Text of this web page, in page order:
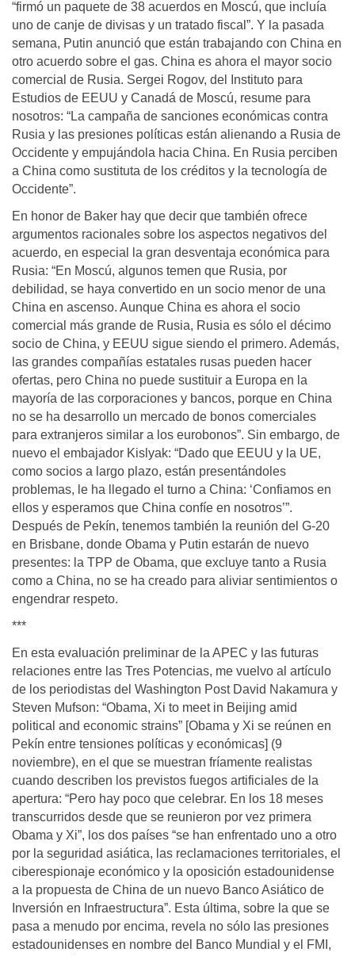
“firmó un paquete de 38 acuerdos en Moscú, que incluía
uno de canje de divisas y un tratado fiscal”. Y la pasada
semana, Putin anunció que están trabajando con China en
otro acuerdo sobre el gas. China es ahora el mayor socio
comercial de Rusia. Sergei Rogov, del Instituto para
Estudios de EEUU y Canadá de Moscú, resume para
nosotros: “La campaña de sanciones económicas contra
Rusia y las presiones políticas están alienando a Rusia de
Occidente y empujándola hacia China. En Rusia perciben
a China como sustituta de los créditos y la tecnología de
Occidente”.
En honor de Baker hay que decir que también ofrece
argumentos racionales sobre los aspectos negativos del
acuerdo, en especial la gran desventaja económica para
Rusia: “En Moscú, algunos temen que Rusia, por
debilidad, se haya convertido en un socio menor de una
China en ascenso. Aunque China es ahora el socio
comercial más grande de Rusia, Rusia es sólo el décimo
socio de China, y EEUU sigue siendo el primero. Además,
las grandes compañías estatales rusas pueden hacer
ofertas, pero China no puede sustituir a Europa en la
mayoría de las corporaciones y bancos, porque en China
no se ha desarrollo un mercado de bonos comerciales
para extranjeros similar a los eurobonos”. Sin embargo, de
nuevo el embajador Kislyak: “Dado que EEUU y la UE,
como socios a largo plazo, están presentándoles
problemas, le ha llegado el turno a China: ‘Confiamos en
ellos y esperamos que China confíe en nosotros’”.
Después de Pekín, tenemos también la reunión del G-20
en Brisbane, donde Obama y Putin estarán de nuevo
presentes: la TPP de Obama, que excluye tanto a Rusia
como a China, no se ha creado para aliviar sentimientos o
engendrar respeto.
***
En esta evaluación preliminar de la APEC y las futuras
relaciones entre las Tres Potencias, me vuelvo al artículo
de los periodistas del Washington Post David Nakamura y
Steven Mufson: “Obama, Xi to meet in Beijing amid
political and economic strains” [Obama y Xi se reúnen en
Pekín entre tensiones políticas y económicas] (9
noviembre), en el que se muestran fríamente realistas
cuando describen los previstos fuegos artificiales de la
apertura: “Pero hay poco que celebrar. En los 18 meses
transcurridos desde que se reunieron por vez primera
Obama y Xi”, los dos países “se han enfrentado uno a otro
por la seguridad asiática, las reclamaciones territoriales, el
ciberespionaje económico y la oposición estadounidense
a la propuesta de China de un nuevo Banco Asiático de
Inversión en Infraestructura”. Esta última, sobre la que se
pasa a menudo por encima, revela no sólo las presiones
estadounidenses en nombre del Banco Mundial y el FMI,